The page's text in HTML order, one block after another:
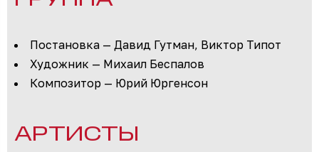
Постановка — Давид Гутман, Виктор Типот
Художник — Михаил Беспалов
Композитор — Юрий Юргенсон
АРТИСТЫ